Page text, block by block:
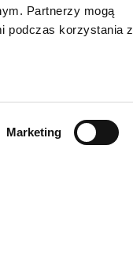
Partnerzy mogą
podczas korzystania z
Marketing